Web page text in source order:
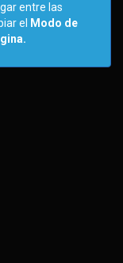
entre las
el
Modo de